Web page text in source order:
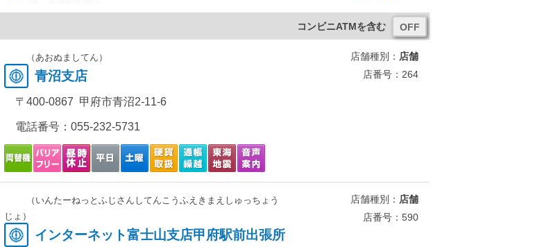
コンビニATMを含む
（あおぬましてん）
青沼支店
店舗種別： 店舗
店番号：264
〒400-0867 甲府市青沼2-11-6
電話番号： 055-232-5731
（いんたーねっとふじさんしてんこうふえきまえしゅっちょう
じょ）
インターネット富士山支店甲府駅前出張所
店舗種別： 店舗
店番号：590